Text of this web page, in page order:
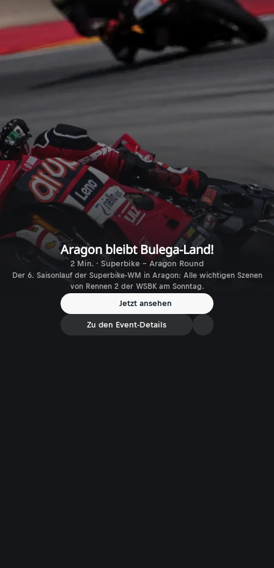
Aragon bleibt Bulega-Land!
2 Min. · Superbike - Aragon Round
Der 6. Saisonlauf der Superbike-WM in Aragon: Alle wichtigen Szenen
von Rennen 2 der WSBK am Sonntag.
Jetzt ansehen
Zu den Event-Details